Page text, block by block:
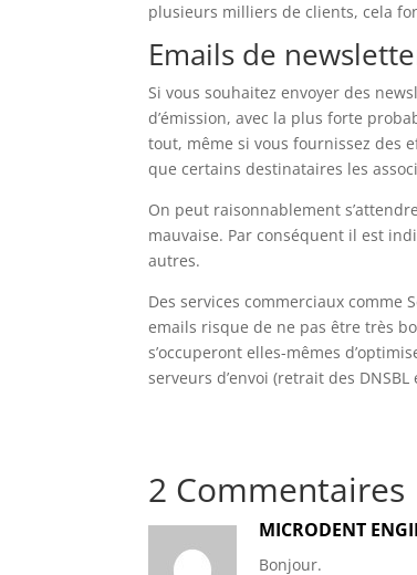
plusieurs milliers de clients, cela
Emails de
Si vous souhaitez envoyer des
d’émission, avec la plus forte
tout, même si vous fournissez des
que certains destinataires les
On peut raisonnablement
mauvaise. Par conséquent il est
autres.
Des services commerciaux
emails risque de ne pas être très
s’occuperont elles-mêmes
serveurs d’envoi (retrait des DNSBL
2 Commentaires
MICRODENT
Bonjour.